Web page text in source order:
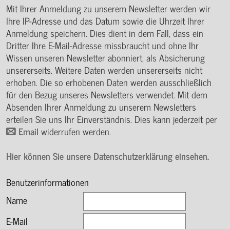
Mit Ihrer Anmeldung zu unserem Newsletter werden wir
Ihre IP-Adresse und das Datum sowie die Uhrzeit Ihrer
Anmeldung speichern. Dies dient in dem Fall, dass ein
Dritter Ihre E-Mail-Adresse missbraucht und ohne Ihr
Wissen unseren Newsletter abonniert, als Absicherung
unsererseits. Weitere Daten werden unsererseits nicht
erhoben. Die so erhobenen Daten werden ausschließlich
für den Bezug unseres Newsletters verwendet. Mit dem
Absenden Ihrer Anmeldung zu unserem Newsletters
erteilen Sie uns Ihr Einverständnis. Dies kann jederzeit per
Email widerrufen werden.
Hier können Sie unsere Datenschutzerklärung einsehen.
Benutzerinformationen
Name
E-Mail